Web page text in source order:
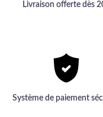
Livraison offerte dès
Système de paiement